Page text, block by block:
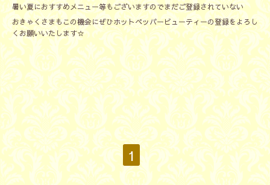
暑い夏におすすめメニュー等もございますのでまだご登録されていない
おきゃくさまもこの機会にぜひホットペッパービューティーの登録をよろし
くお願いいたします☆
1